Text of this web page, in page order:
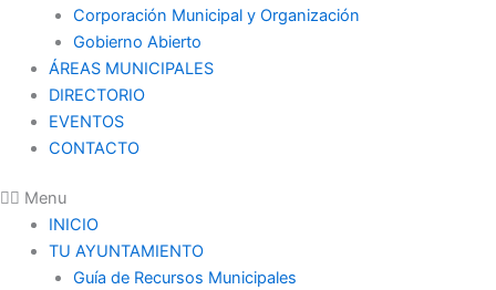
Corporación Municipal y Organización
Gobierno Abierto
ÁREAS MUNICIPALES
DIRECTORIO
EVENTOS
CONTACTO
Menu
INICIO
TU AYUNTAMIENTO
Guía de Recursos Municipales